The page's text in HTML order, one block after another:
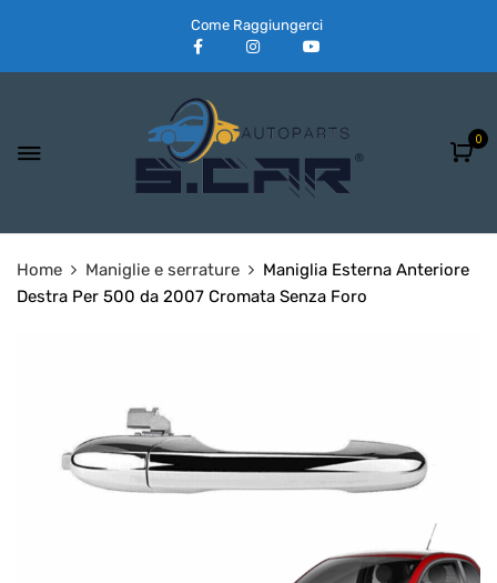
Come Raggiungerci
0
Home Maniglie e serrature
Maniglia Esterna Anteriore
Destra Per 500 da 2007 Cromata Senza Foro